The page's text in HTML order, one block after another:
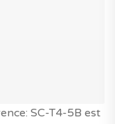
SC-T4-5B est